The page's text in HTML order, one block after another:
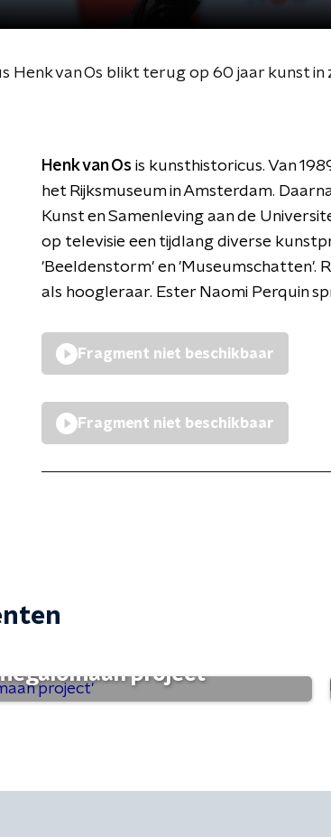
Henk van Os blikt terug op 60 jaar kunst in
Henk van Os is kunsthistoricus. Van
het Rijksmuseum in Amsterdam.
Kunst en Samenleving aan de
op televisie een tijdlang diverse
'Beeldenstorm' en 'Museumschatten'.
als hoogleraar. Ester Naomi Perquin
Fragment niet beschikbaar
Fragment niet beschikbaar
project'